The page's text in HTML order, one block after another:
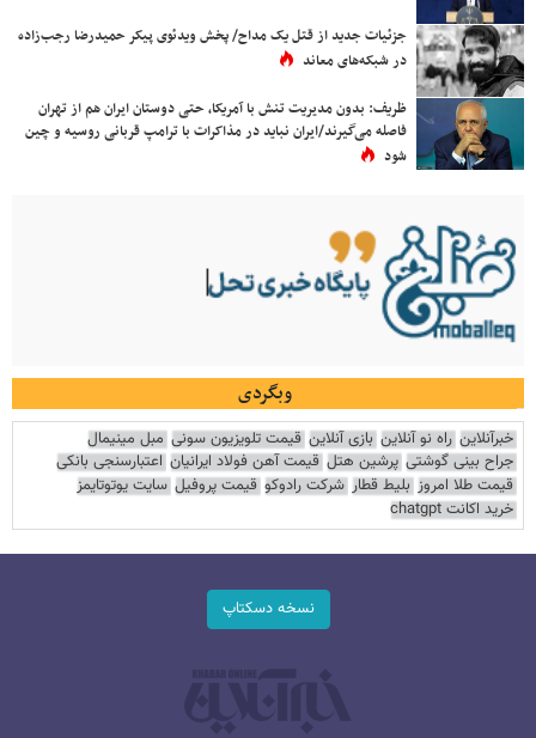
جزئیات جدید از قتل یک مداح/ پخش ویدئوی پیکر حمیدرضا رجب‌زاده
در شبکه‌های معاند
ظریف: بدون مدیریت تنش با آمریکا، حتی دوستان ایران هم از تهران
فاصله می‌گیرند/ایران نباید در مذاکرات با ترامپ قربانی روسیه و چین
شود
وبگردی
خبرآنلاین راه نو آنلاین بازی آنلاین قیمت تلویزیون سونی مبل مینیمال
جراح بینی گوشتی پرشین هتل قیمت آهن فولاد ایرانیان اعتبارسنجی بانکی
قیمت طلا امروز بلیط قطار شرکت رادوکو قیمت پروفیل سایت یوتوتایمز
خرید اکانت chatgpt
نسخه دسکتاپ